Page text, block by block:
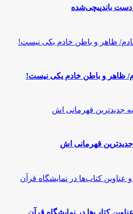
دست باندپیچی‌شده
ظاهر و باطن خادم یکی نیست!
جدیدترین قهرمانی اش